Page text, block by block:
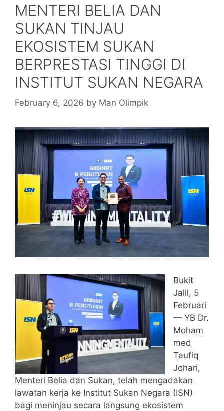
MENTERI BELIA DAN
SUKAN TINJAU
EKOSISTEM SUKAN
BERPRESTASI TINGGI DI
INSTITUT SUKAN NEGARA
February 6, 2026 by Man Olimpik
Bukit
Jalil, 5
Februari
— YB Dr.
Moham
med
Taufiq
Johari,
Menteri Belia dan Sukan, telah mengadakan
lawatan kerja ke Institut Sukan Negara (ISN)
bagi meninjau secara langsung ekosistem